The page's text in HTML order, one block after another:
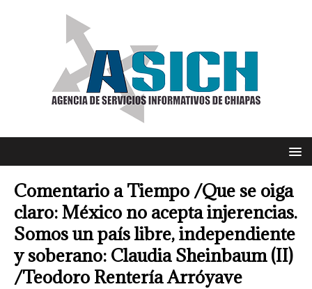
Comentario a Tiempo /Que se oiga
claro: México no acepta injerencias.
Somos un país libre, independiente
y soberano: Claudia Sheinbaum (II)
/Teodoro Rentería Arróyave